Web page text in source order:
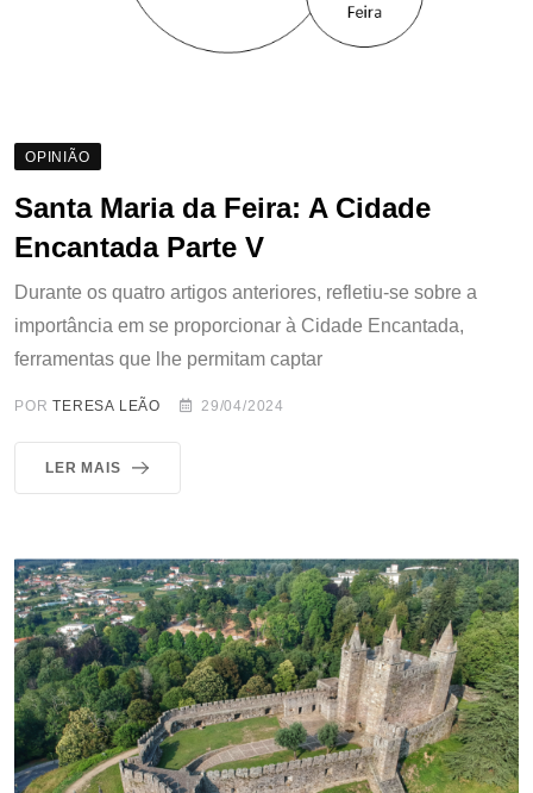
OPINIÃO
Santa Maria da Feira: A Cidade
Encantada Parte V
Durante os quatro artigos anteriores, refletiu-se sobre a
importância em se proporcionar à Cidade Encantada,
ferramentas que lhe permitam captar
PORTERESA LEÃO 29/04/2024
LER MAIS